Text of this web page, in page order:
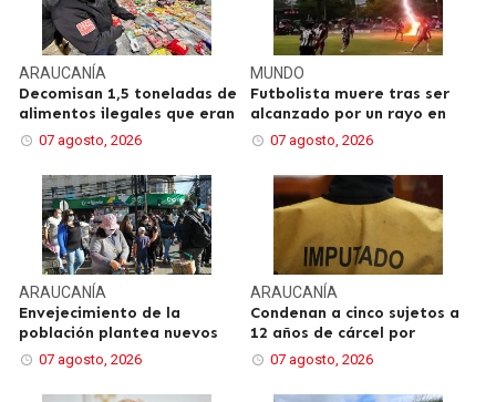
ARAUCANÍA
Decomisan 1,5 toneladas de
alimentos ilegales que eran
07 agosto, 2026
MUNDO
Futbolista muere tras ser
alcanzado por un rayo en
07 agosto, 2026
ARAUCANÍA
Envejecimiento de la
población plantea nuevos
07 agosto, 2026
ARAUCANÍA
Condenan a cinco sujetos a
12 años de cárcel por
07 agosto, 2026